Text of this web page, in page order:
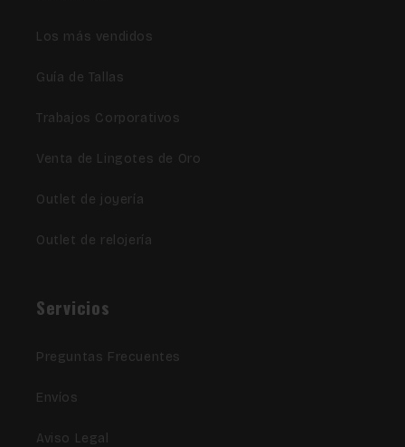
Los más vendidos
Guía de Tallas
Trabajos Corporativos
Venta de Lingotes de Oro
Outlet de joyería
Outlet de relojería
Servicios
Preguntas Frecuentes
Envíos
Aviso Legal